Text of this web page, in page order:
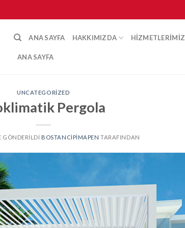
ANA SAYFA HAKKIMIZDA HIZMETLERIMIZ
ANA SAYFA
UNCATEGORIZED
Pergola
GÖNDERILDI BOSTANCIPIMAPEN TARAFINDAN